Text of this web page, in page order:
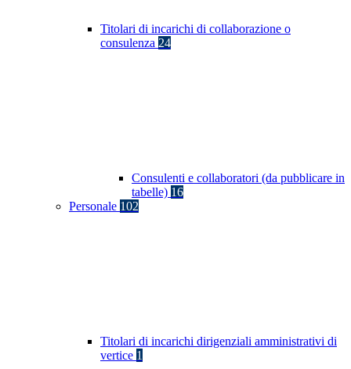
Titolari di incarichi di collaborazione o
consulenza 24
Consulenti e collaboratori (da pubblicare in
tabelle) 16
Personale 102
Titolari di incarichi dirigenziali amministrativi di
vertice 1